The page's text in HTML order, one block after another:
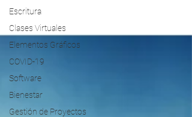
Escritura
Clases Virtuales
Elementos Gráficos
COVID-19
Software
Bienestar
Gestión de Proyectos